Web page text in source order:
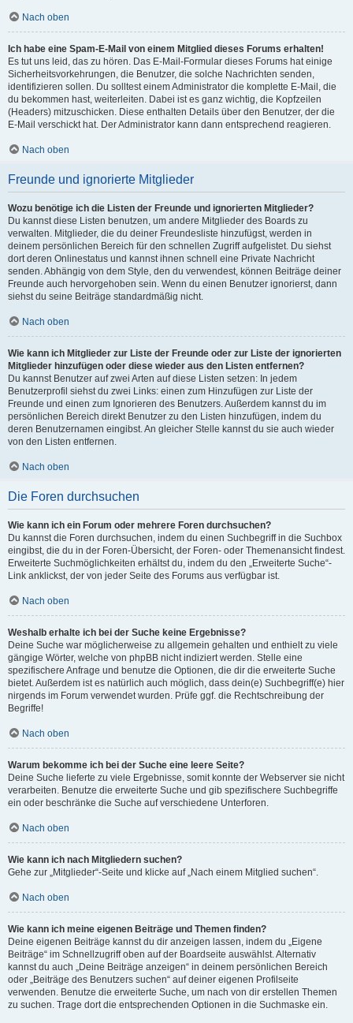
Nach oben
Ich habe eine Spam-E-Mail von einem Mitglied dieses Forums erhalten!
Es tut uns leid, das zu hören. Das E-Mail-Formular dieses Forums hat einige
Sicherheitsvorkehrungen, die Benutzer, die solche Nachrichten senden,
identifizieren sollen. Du solltest einem Administrator die komplette E-Mail, die
du bekommen hast, weiterleiten. Dabei ist es ganz wichtig, die Kopfzeilen
(Headers) mitzuschicken. Diese enthalten Details über den Benutzer, der die
E-Mail verschickt hat. Der Administrator kann dann entsprechend reagieren.
Nach oben
Freunde und ignorierte Mitglieder
Wozu benötige ich die Listen der Freunde und ignorierten Mitglieder?
Du kannst diese Listen benutzen, um andere Mitglieder des Boards zu
verwalten. Mitglieder, die du deiner Freundesliste hinzufügst, werden in
deinem persönlichen Bereich für den schnellen Zugriff aufgelistet. Du siehst
dort deren Onlinestatus und kannst ihnen schnell eine Private Nachricht
senden. Abhängig von dem Style, den du verwendest, können Beiträge deiner
Freunde auch hervorgehoben sein. Wenn du einen Benutzer ignorierst, dann
siehst du seine Beiträge standardmäßig nicht.
Nach oben
Wie kann ich Mitglieder zur Liste der Freunde oder zur Liste der ignorierten
Mitglieder hinzufügen oder diese wieder aus den Listen entfernen?
Du kannst Benutzer auf zwei Arten auf diese Listen setzen: In jedem
Benutzerprofil siehst du zwei Links: einen zum Hinzufügen zur Liste der
Freunde und einen zum Ignorieren des Benutzers. Außerdem kannst du im
persönlichen Bereich direkt Benutzer zu den Listen hinzufügen, indem du
deren Benutzernamen eingibst. An gleicher Stelle kannst du sie auch wieder
von den Listen entfernen.
Nach oben
Die Foren durchsuchen
Wie kann ich ein Forum oder mehrere Foren durchsuchen?
Du kannst die Foren durchsuchen, indem du einen Suchbegriff in die Suchbox
eingibst, die du in der Foren-Übersicht, der Foren- oder Themenansicht findest.
Erweiterte Suchmöglichkeiten erhältst du, indem du den „Erweiterte Suche“-
Link anklickst, der von jeder Seite des Forums aus verfügbar ist.
Nach oben
Weshalb erhalte ich bei der Suche keine Ergebnisse?
Deine Suche war möglicherweise zu allgemein gehalten und enthielt zu viele
gängige Wörter, welche von phpBB nicht indiziert werden. Stelle eine
spezifischere Anfrage und benutze die Optionen, die dir die erweiterte Suche
bietet. Außerdem ist es natürlich auch möglich, dass dein(e) Suchbegriff(e) hier
nirgends im Forum verwendet wurden. Prüfe ggf. die Rechtschreibung der
Begriffe!
Nach oben
Warum bekomme ich bei der Suche eine leere Seite?
Deine Suche lieferte zu viele Ergebnisse, somit konnte der Webserver sie nicht
verarbeiten. Benutze die erweiterte Suche und gib spezifischere Suchbegriffe
ein oder beschränke die Suche auf verschiedene Unterforen.
Nach oben
Wie kann ich nach Mitgliedern suchen?
Gehe zur „Mitglieder“-Seite und klicke auf „Nach einem Mitglied suchen“.
Nach oben
Wie kann ich meine eigenen Beiträge und Themen finden?
Deine eigenen Beiträge kannst du dir anzeigen lassen, indem du „Eigene
Beiträge“ im Schnellzugriff oben auf der Boardseite auswählst. Alternativ
kannst du auch „Deine Beiträge anzeigen“ in deinem persönlichen Bereich
oder „Beiträge des Benutzers suchen“ auf deiner eigenen Profilseite
verwenden. Benutze die erweiterte Suche, um nach von dir erstellen Themen
zu suchen. Trage dort die entsprechenden Optionen in die Suchmaske ein.